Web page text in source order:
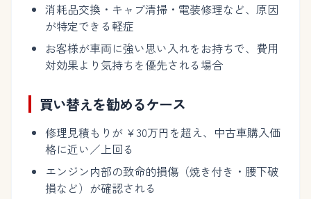
消耗品交換・キャブ清掃・電装修理など、原因
が特定できる軽症
お客様が車両に強い思い入れをお持ちで、費用
対効果より気持ちを優先される場合
買い替えを勧めるケース
修理見積もりが ¥30万円を超え、中古車購入価
格に近い／上回る
エンジン内部の致命的損傷（焼き付き・腰下破
損など）が確認される